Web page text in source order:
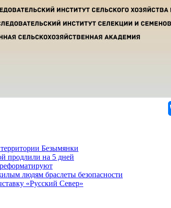
Безымянки
продлили на 5 дней
людям браслеты безопасности
«Русский Север»